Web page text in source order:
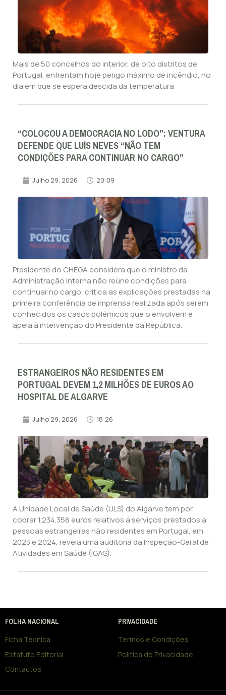
Mais de 50 concelhos do interior, de oito distritos de
Portugal, enfrentam hoje perigo máximo de incêndio, no
dia em que se espera descida da temperatura
“COLOCOU A DEMOCRACIA NO LODO”: VENTURA
DEFENDE QUE LUÍS NEVES “NÃO TEM
CONDIÇÕES PARA CONTINUAR NO CARGO”
Julho 29, 2026 20:09
Presidente do CHEGA considera que o ministro da
Administração Interna não reúne condições para
continuar no cargo, critica as explicações prestadas na
primeira conferência de imprensa realizada após serem
conhecidos os casos polémicos que o envolvem e
apela à intervenção do Presidente da República.
ESTRANGEIROS NÃO RESIDENTES EM
PORTUGAL DEVEM 1,2 MILHÕES DE EUROS AO
HOSPITAL DE ALGARVE
Julho 29, 2026 18:26
A Unidade Local de Saúde (ULS) do Algarve tem por
cobrar 1.234.358 euros relativos a serviços prestados a
pessoas estrangeiras não residentes em Portugal, em
2023 e 2024, revela uma auditoria da Inspeção-Geral de
Atividades em Saúde (IGAS).
FOLHA NACIONAL
Ficha Técnica
Estatuto Editorial
Contactos
PRIVACIDADE
Termos e Condições
Política de Privacidade